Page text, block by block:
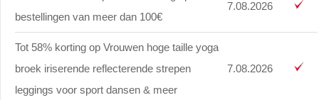
bestellingen van meer dan 100€
7.08.2026
Tot 58% korting op Vrouwen hoge taille yoga
broek iriserende reflecterende strepen
leggings voor sport dansen & meer
7.08.2026